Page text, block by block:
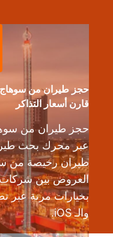
قارن أسعار التذاكر
حجز طيران من سوهاج
عبر محرك بحث طيران
طيران رخيصة من
العروض بين شركات
بخيارات مرنة عبر تطبيق